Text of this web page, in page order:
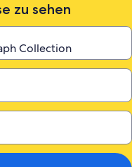
zu sehen